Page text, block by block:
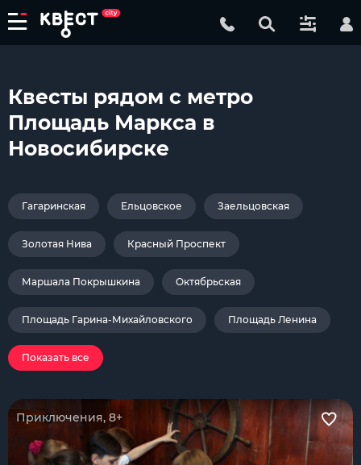
Квесты рядом с метро
Площадь Маркса в
Новосибирске
Гагаринская Ельцовское Заельцовская
Золотая Нива Красный Проспект
Маршала Покрышкина Октябрьская
Площадь Гарина-Михайловского Площадь Ленина
Показать все
Приключения, 8+